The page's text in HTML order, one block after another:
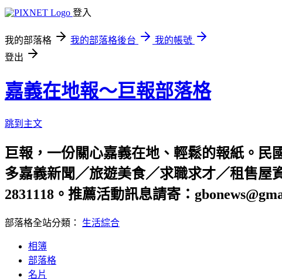
登入
我的部落格 我的部落格後台
我的帳號
登出
嘉義在地報～巨報部落格
跳到主文
巨報，一份關心嘉義在地、輕鬆的報紙。民
多嘉義新聞／旅遊美食／求職求才／租售屋
2831118。推薦活動訊息請寄：
部落格全站分類： 生活綜合
相簿
部落格
名片